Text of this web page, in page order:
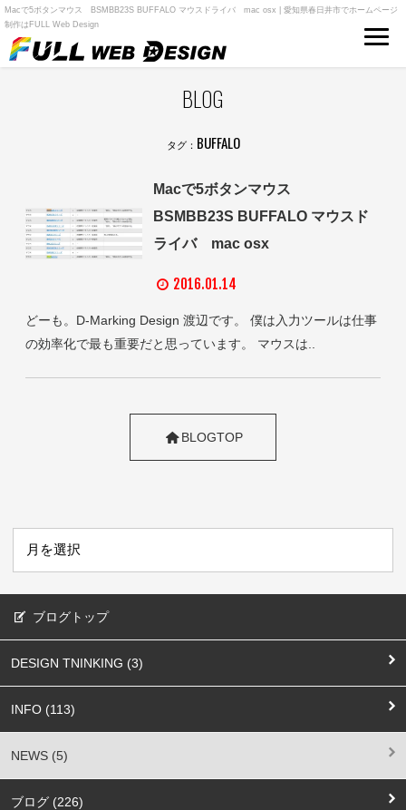
Macで5ボタンマウス BSMBB23S BUFFALO マウスドライバ mac osx | 愛知県春日井市でホームページ
制作はFULL Web Design
BLOG
タグ： BUFFALO
Macで5ボタンマウス
BSMBB23S BUFFALO マウスド
ライバ mac osx
2016.01.14
どーも。D-Marking Design 渡辺です。 僕は入力ツールは仕事
の効率化で最も重要だと思っています。 マウスは..
BLOGTOP
ブログトップ
DESIGN TNINKING (3)
INFO (113)
NEWS (5)
ブログ (226)